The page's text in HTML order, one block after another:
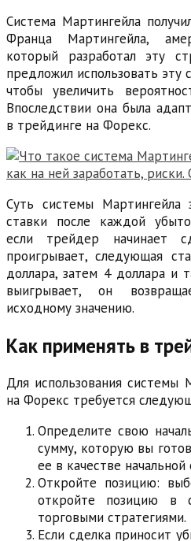
Система Мартингейла
Франца Мартингейла,
который разработал эту
предложил использовать эту
чтобы увеличить
Впоследствии она была
в трейдинге на Форекс.
Суть системы Мартингейла
ставки после каждой
если трейдер начинает
проигрывает, следующая
доллара, затем 4 доллара и
выигрывает, он
исходному значению.
Как применять в
Для использования системы
на Форекс требуется
Определите свою
сумму, которую вы
ее в качестве начальной
Откройте позицию:
откройте позицию в
торговыми стратегиями.
Если сделка приносит